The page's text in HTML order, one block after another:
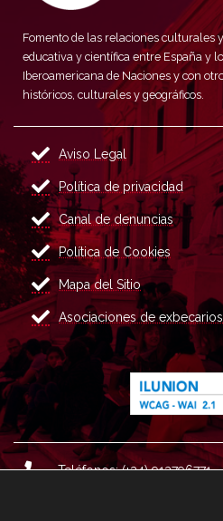
Fomento de las relaciones culturales
educativa y científica entre España y
Iberoamericana de Naciones y con
históricos, culturales y geográficos.
Aviso Legal
Política de privacidad
Canal de denuncias
Política de Cookies
Mapa del Sitio
Asociaciones de exbecarios
Teléfonos: (+34) 913796771